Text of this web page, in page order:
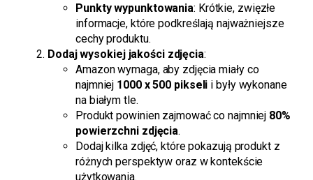
Punkty wypunktowania: Krótkie, zwięzłe
informacje, które podkreślają najważniejsze
cechy produktu.
Dodaj wysokiej jakości zdjęcia:
Amazon wymaga, aby zdjęcia miały co
najmniej 1000 x 500 pikseli i były wykonane
na białym tle.
Produkt powinien zajmować co najmniej 80%
powierzchni zdjęcia.
Dodaj kilka zdjęć, które pokazują produkt z
różnych perspektyw oraz w kontekście
użytkowania.